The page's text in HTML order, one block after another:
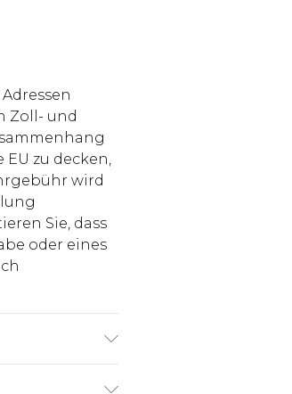
Zoll- und
zu decken,
wird
Sie, dass
oder eines